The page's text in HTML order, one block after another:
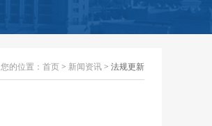
您的位置： 首页 > 新闻资讯 > 法规更新